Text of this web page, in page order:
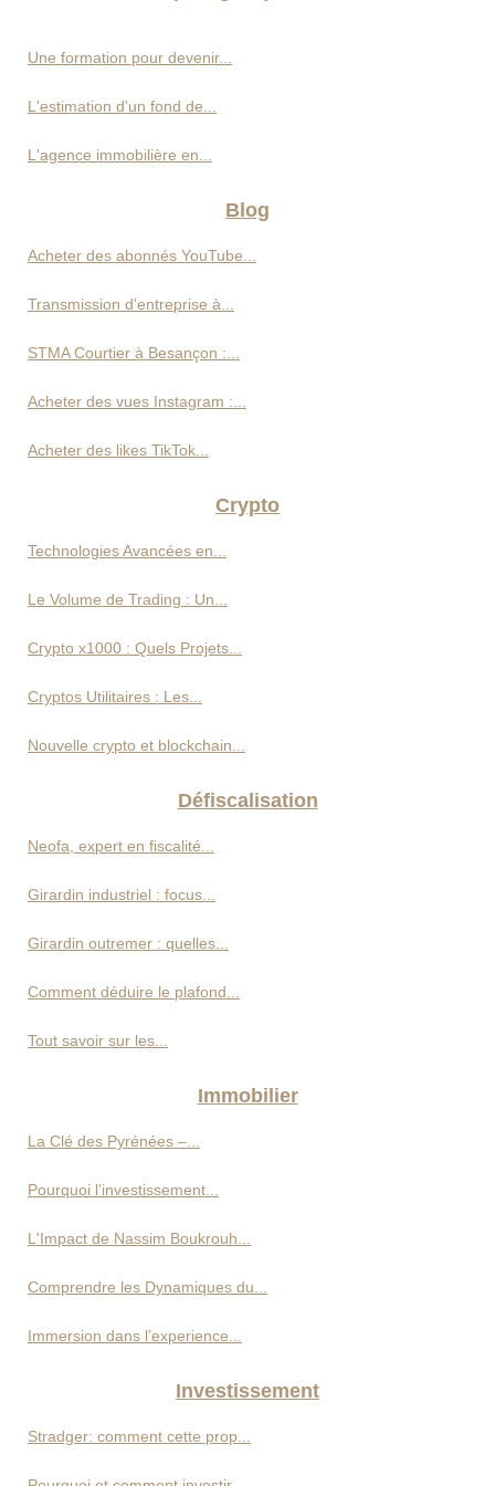
Une formation pour devenir...
L'estimation d'un fond de...
L'agence immobilière en...
Blog
Acheter des abonnés YouTube...
Transmission d'entreprise à...
STMA Courtier à Besançon :...
Acheter des vues Instagram :...
Acheter des likes TikTok...
Crypto
Technologies Avancées en...
Le Volume de Trading : Un...
Crypto x1000 : Quels Projets...
Cryptos Utilitaires : Les...
Nouvelle crypto et blockchain...
Défiscalisation
Neofa, expert en fiscalité...
Girardin industriel : focus...
Girardin outremer : quelles...
Comment déduire le plafond...
Tout savoir sur les...
Immobilier
La Clé des Pyrénées –...
Pourquoi l’investissement...
L'Impact de Nassim Boukrouh...
Comprendre les Dynamiques du...
Immersion dans l’experience...
Investissement
Stradger: comment cette prop...